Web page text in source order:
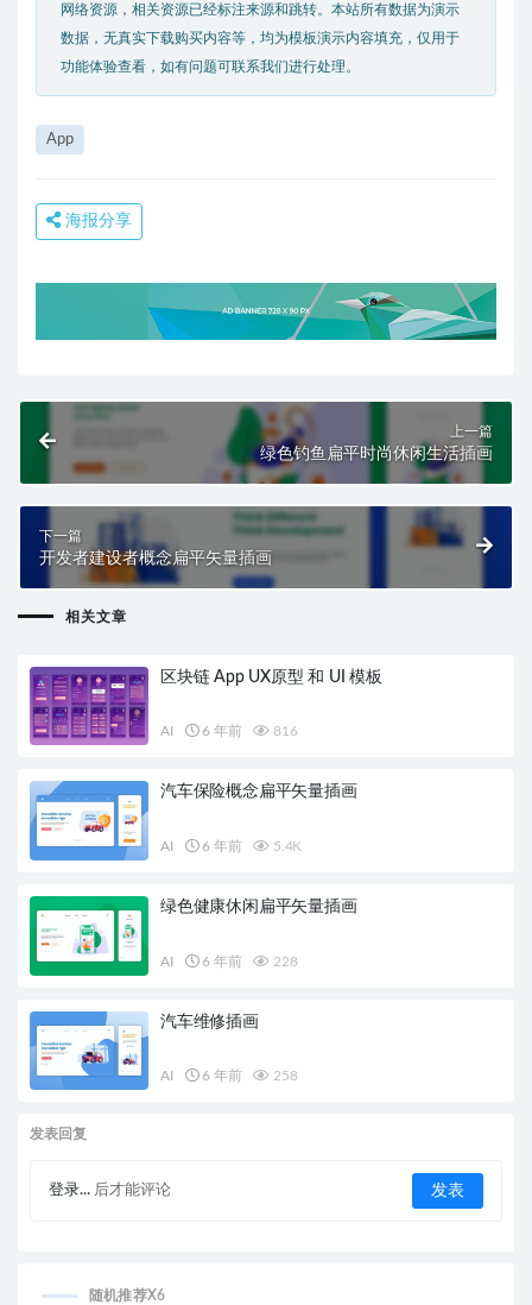
网络资源，相关资源已经标注来源和跳转。本站所有数据为演示
数据，无真实下载购买内容等，均为模板演示内容填充，仅用于
功能体验查看，如有问题可联系我们进行处理。
App
海报分享
上一篇
绿色钓鱼扁平时尚休闲生活插画
下一篇
开发者建设者概念扁平矢量插画
相关文章
区块链 App UX原型 和 UI 模板
AI 6 年前 816
汽车保险概念扁平矢量插画
AI 6 年前 5.4K
绿色健康休闲扁平矢量插画
AI 6 年前 228
汽车维修插画
AI 6 年前 258
发表回复
登录... 后才能评论
随机推荐X6